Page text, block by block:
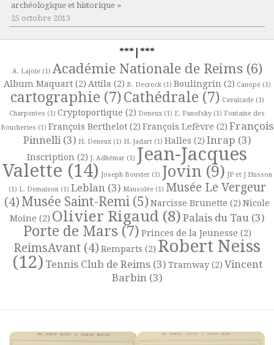
archéologique et historique »
25 octobre 2013
***|***
A. Lajoie(1) Académie Nationale de Reims (6)
Album Maquart(2) Attila (2) B. Decrock(1) Boulingrin(2) Canopé(1)
cartographie (7)Cathédrale (7) Cavalcade(1)
Charpentes (1) Cryptoportique (2) Deneux (1) E. Panofsky (1) Fontaine des
Boucheries (1) François Berthelot (2) François Lefèvre (2) François
Pinnelli(3) H. Deneux(1) H. Jadart(1) Halles (2) Inrap (3)
Inscription (2) J. Adhémar (1) Jean-Jacques
Valette (14) Joseph Bouvier(1) Jovin (9) JP et J Husson
(1) L. Demaison(1) Leblan(3) Mausolée(1) Musée Le Vergeur
(4) Musée Saint-Remi (5) Narcisse Brunette (2) Nicole
Moine (2) Olivier Rigaud(8) Palais du Tau(3)
Porte de Mars(7) Princes de la Jeunesse (2)
ReimsAvant (4) Remparts (2) Robert Neiss
(12) Tennis Club de Reims(3) Tramway(2) Vincent
Barbin(3)